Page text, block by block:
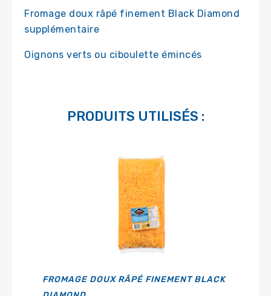
Fromage doux râpé finement Black Diamond
supplémentaire
Oignons verts ou ciboulette émincés
PRODUITS UTILISÉS :
FROMAGE DOUX RÂPÉ FINEMENT BLACK